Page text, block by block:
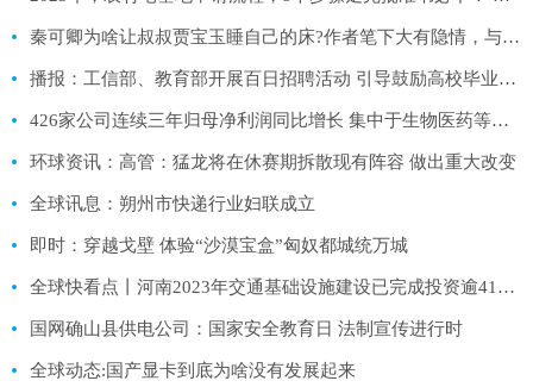
秦可卿为啥让叔叔贾宝玉睡自己的床?作者笔下大有隐情，与焦大无关
播报：工信部、教育部开展百日招聘活动 引导鼓励高校毕业生到中小企业工作
426家公司连续三年归母净利润同比增长 集中于生物医药等五大行业
环球资讯：高管：猛龙将在休赛期拆散现有阵容 做出重大改变
全球讯息：朔州市快递行业妇联成立
即时：穿越戈壁 体验“沙漠宝盒”匈奴都城统万城
全球快看点丨河南2023年交通基础设施建设已完成投资逾414亿元
国网确山县供电公司：国家安全教育日 法制宣传进行时
全球动态:国产显卡到底为啥没有发展起来